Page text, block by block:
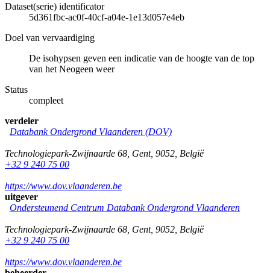
Dataset(serie) identificator
5d361fbc-ac0f-40cf-a04e-1e13d057e4eb
Doel van vervaardiging
De isohypsen geven een indicatie van de hoogte van de top
van het Neogeen weer
Status
compleet
verdeler
Databank Ondergrond Vlaanderen (DOV)
Technologiepark-Zwijnaarde 68 Gent, 9052 België
+32 9 240 75 00
https://www.dov.vlaanderen.be
uitgever
Ondersteunend Centrum Databank Ondergrond Vlaanderen
Technologiepark-Zwijnaarde 68 Gent, 9052 België
+32 9 240 75 00
https://www.dov.vlaanderen.be